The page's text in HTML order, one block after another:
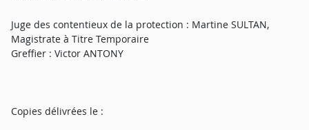
Juge des contentieux de la protection : Martine SULTAN,
Magistrate à Titre Temporaire
Greffier : Victor ANTONY
Copies délivrées le :